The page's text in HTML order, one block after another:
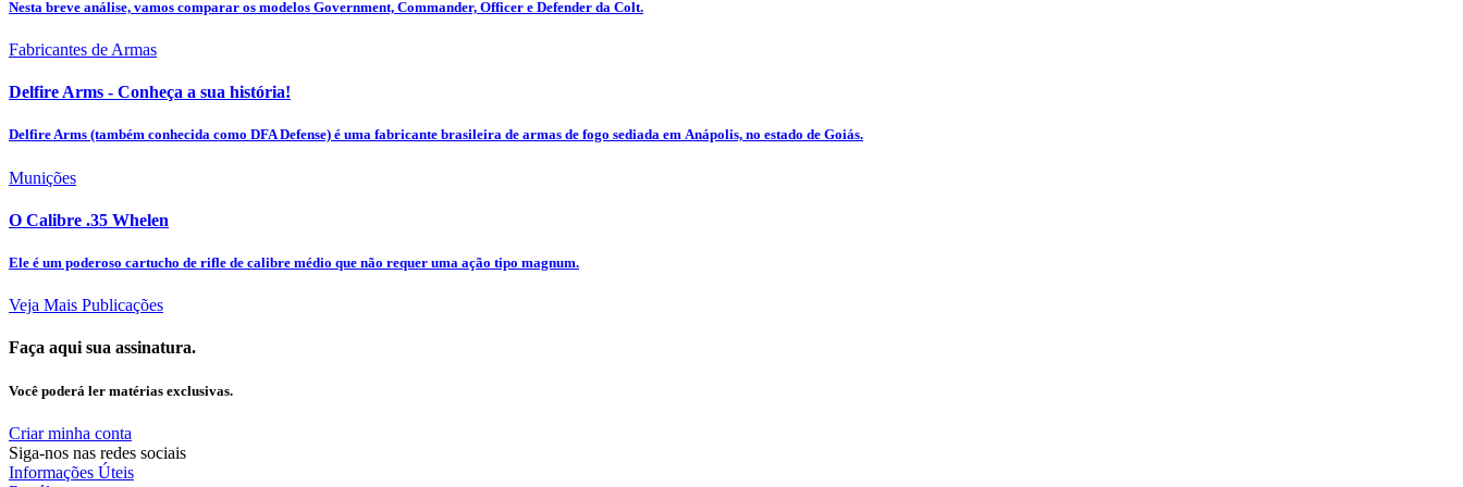
Nesta breve análise, vamos comparar os modelos Government, Commander, Officer e Defender da Colt.
Fabricantes de Armas
Delfire Arms - Conheça a sua história!
Delfire Arms (também conhecida como DFA Defense) é uma fabricante brasileira de armas de fogo sediada em Anápolis, no estado de Goiás.
Munições
O Calibre .35 Whelen
Ele é um poderoso cartucho de rifle de calibre médio que não requer uma ação tipo magnum.
Veja Mais Publicações
Faça aqui sua assinatura.
Você poderá ler matérias exclusivas.
Criar minha conta
Siga-nos nas redes sociais
Informações Úteis